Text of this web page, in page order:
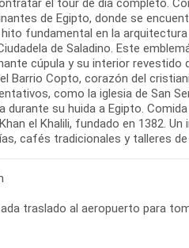
el tour de día completo.
de Egipto, donde se
fundamental en la
de Saladino. Este
cúpula y su interior revestido
Barrio Copto, corazón del
como la iglesia de San
durante su huida a Egipto.
el Khalili, fundado en 1382.
cafés tradicionales y talleres
traslado al aeropuerto para